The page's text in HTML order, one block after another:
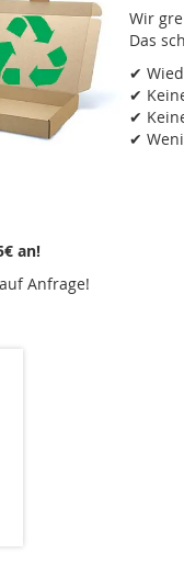
Wir
Das
✔
✔
✔
✔
an!
Anfrage!